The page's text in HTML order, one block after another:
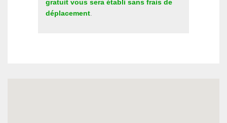
gratuit vous sera établi sans frais de
déplacement